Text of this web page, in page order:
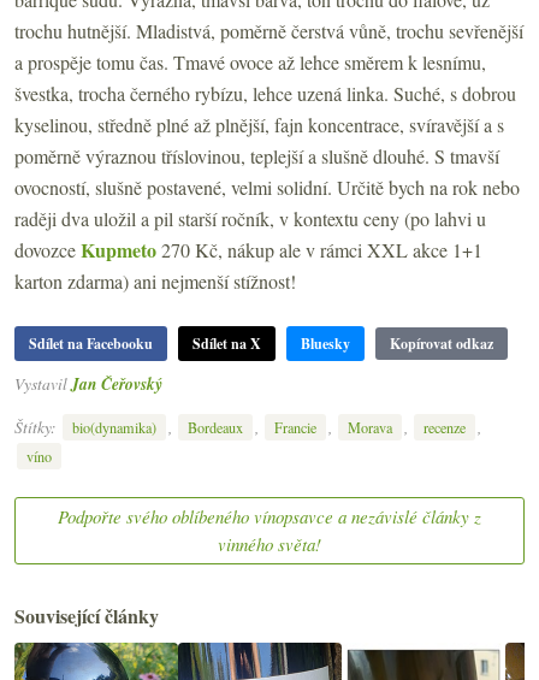
trochu hutnější. Mladistvá, poměrně čerstvá vůně, trochu sevřenější
a prospěje tomu čas. Tmavé ovoce až lehce směrem k lesnímu,
švestka, trocha černého rybízu, lehce uzená linka. Suché, s dobrou
kyselinou, středně plné až plnější, fajn koncentrace, svíravější a s
poměrně výraznou tříslovinou, teplejší a slušně dlouhé. S tmavší
ovocností, slušně postavené, velmi solidní. Určitě bych na rok nebo
raději dva uložil a pil starší ročník, v kontextu ceny (po lahvi u
dovozceKupmeto270 Kč, nákup ale v rámci XXL akce 1+1
karton zdarma) ani nejmenší stížnost!
Sdílet na Facebooku Sdílet na X Bluesky Kopírovat odkaz
Vystavil Jan Čeřovský
Štítky:
bio(dynamika) , Bordeaux , Francie , Morava , recenze ,
víno
Podpořte svého oblíbeného vínopsavce a nezávislé články z
vinného světa!
Související články